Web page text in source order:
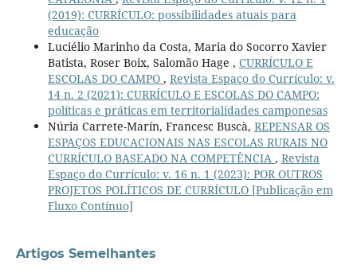
(2019): CURRÍCULO: possibilidades atuais para
educação
Luciélio Marinho da Costa, Maria do Socorro Xavier
Batista, Roser Boix, Salomão Hage , CURRÍCULO E
ESCOLAS DO CAMPO , Revista Espaço do Currículo: v.
14 n. 2 (2021): CURRÍCULO E ESCOLAS DO CAMPO:
políticas e práticas em territorialidades camponesas
Núria Carrete-Marín, Francesc Buscà, REPENSAR OS
ESPAÇOS EDUCACIONAIS NAS ESCOLAS RURAIS NO
CURRÍCULO BASEADO NA COMPETÊNCIA , Revista
Espaço do Currículo: v. 16 n. 1 (2023): POR OUTROS
PROJETOS POLÍTICOS DE CURRÍCULO [Publicação em
Fluxo Contínuo]
Artigos Semelhantes